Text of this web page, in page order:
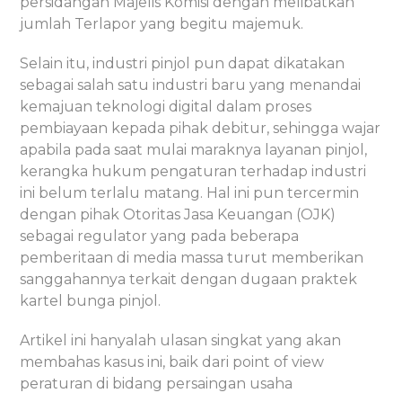
jumlah Terlapor yang begitu majemuk.
Selain itu, industri pinjol pun dapat dikatakan
sebagai salah satu industri baru yang menandai
kemajuan teknologi digital dalam proses
pembiayaan kepada pihak debitur, sehingga wajar
apabila pada saat mulai maraknya layanan pinjol,
kerangka hukum pengaturan terhadap industri
ini belum terlalu matang. Hal ini pun tercermin
dengan pihak Otoritas Jasa Keuangan (OJK)
sebagai regulator yang pada beberapa
pemberitaan di media massa turut memberikan
sanggahannya terkait dengan dugaan praktek
kartel bunga pinjol.
Artikel ini hanyalah ulasan singkat yang akan
membahas kasus ini, baik dari point of view
peraturan di bidang persaingan usaha